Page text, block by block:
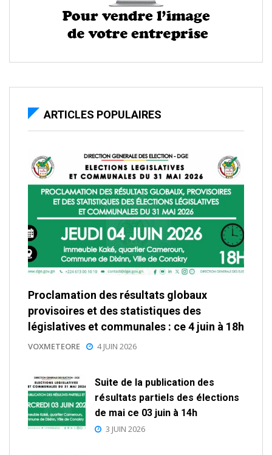
ARTICLES POPULAIRES
Proclamation des résultats globaux
provisoires et des statistiques des
législatives et communales : ce 4 juin à 18h
VOXMETEORE 4 JUIN 2026
Suite de la publication des
résultats partiels des élections
de mai ce 03 juin à 14h
3 JUIN 2026